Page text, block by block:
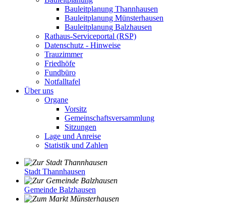
Bauleitplanung Thannhausen
Bauleitplanung Münsterhausen
Bauleitplanung Balzhausen
Rathaus-Serviceportal (RSP)
Datenschutz - Hinweise
Trauzimmer
Friedhöfe
Fundbüro
Notfalltafel
Über uns
Organe
Vorsitz
Gemeinschaftsversammlung
Sitzungen
Lage und Anreise
Statistik und Zahlen
Stadt Thannhausen
Gemeinde Balzhausen